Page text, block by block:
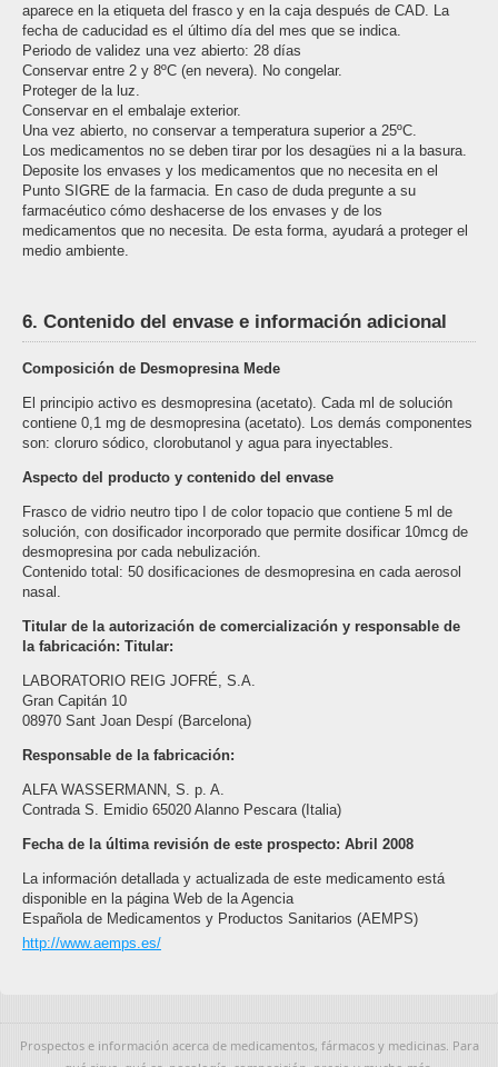
aparece en la etiqueta del frasco y en la caja después de CAD. La
fecha de caducidad es el último día del mes que se indica.
Periodo de validez una vez abierto: 28 días
Conservar entre 2 y 8ºC (en nevera). No congelar.
Proteger de la luz.
Conservar en el embalaje exterior.
Una vez abierto, no conservar a temperatura superior a 25ºC.
Los medicamentos no se deben tirar por los desagües ni a la basura.
Deposite los envases y los medicamentos que no necesita en el
Punto SIGRE de la farmacia. En caso de duda pregunte a su
farmacéutico cómo deshacerse de los envases y de los
medicamentos que no necesita. De esta forma, ayudará a proteger el
medio ambiente.
6. Contenido del envase e información adicional
Composición de Desmopresina Mede
El principio activo es desmopresina (acetato). Cada ml de solución
contiene 0,1 mg de desmopresina (acetato). Los demás componentes
son: cloruro sódico, clorobutanol y agua para inyectables.
Aspecto del producto y contenido del envase
Frasco de vidrio neutro tipo I de color topacio que contiene 5 ml de
solución, con dosificador incorporado que permite dosificar 10mcg de
desmopresina por cada nebulización.
Contenido total: 50 dosificaciones de desmopresina en cada aerosol
nasal.
Titular de la autorización de comercialización y responsable de
la fabricación: Titular:
LABORATORIO REIG JOFRÉ, S.A.
Gran Capitán 10
08970 Sant Joan Despí (Barcelona)
Responsable de la fabricación:
ALFA WASSERMANN, S. p. A.
Contrada S. Emidio 65020 Alanno Pescara (Italia)
Fecha de la última revisión de este prospecto: Abril 2008
La información detallada y actualizada de este medicamento está
disponible en la página Web de la Agencia
Española de Medicamentos y Productos Sanitarios (AEMPS)
http://www.aemps.es/
Prospectos e información acerca de medicamentos, fármacos y medicinas. Para